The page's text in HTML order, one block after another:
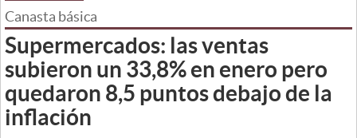
Canasta básica
Supermercados: las ventas
subieron un 33,8% en enero pero
quedaron 8,5 puntos debajo de la
inflación